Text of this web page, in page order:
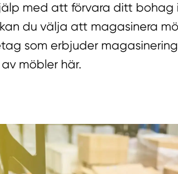
med att förvara ditt bohag
du välja att magasinera
som erbjuder
möbler här.